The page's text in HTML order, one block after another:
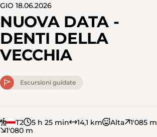
GIO 18.06.2026
NUOVA DATA -
DENTI DELLA
VECCHIA
Escursioni guidate
T2 5 h 25 min 14,1 km Alta
1'085 m
1'080 m